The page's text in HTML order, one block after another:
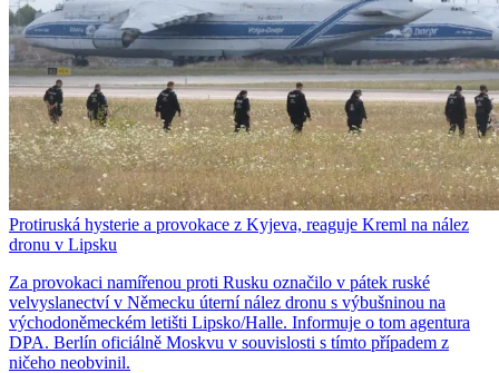
Protiruská hysterie a provokace z Kyjeva, reaguje Kreml na nález
dronu v Lipsku
Za provokaci namířenou proti Rusku označilo v pátek ruské
velvyslanectví v Německu úterní nález dronu s výbušninou na
východoněmeckém letišti Lipsko/Halle. Informuje o tom agentura
DPA. Berlín oficiálně Moskvu v souvislosti s tímto případem z
ničeho neobvinil.